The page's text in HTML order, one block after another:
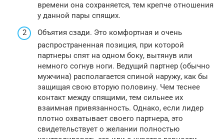
времени она сохраняется, тем крепче отношения
у данной пары спящих.
Объятия сзади. Это комфортная и очень
распространенная позиция, при которой
партнеры спят на одном боку, вытянув или
немного согнув ноги. Ведущий партнер (обычно
мужчина) располагается спиной наружу, как бы
защищая свою вторую половину. Чем теснее
контакт между спящими, тем сильнее их
взаимная привязанность. Однако, если лидер
плотно охватывает своего партнера, это
свидетельствует о желании полностью